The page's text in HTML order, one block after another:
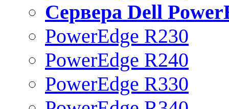
Сервера Dell
PowerEdge R230
PowerEdge R240
PowerEdge R330